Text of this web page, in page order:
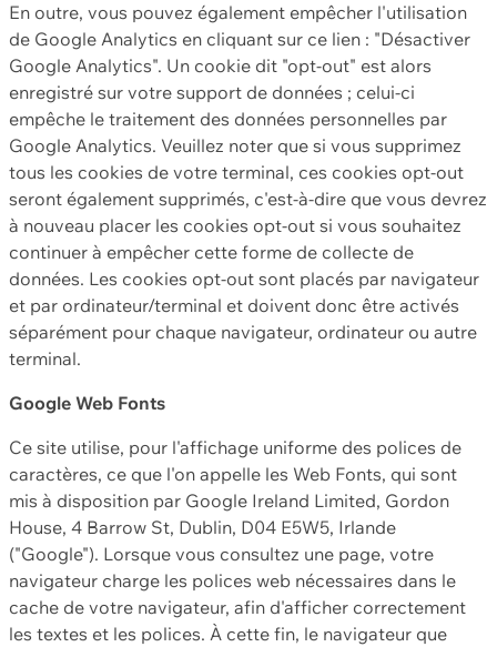
En outre, vous pouvez également empêcher l'utilisation
de Google Analytics en cliquant sur ce lien : "Désactiver
Google Analytics". Un cookie dit "opt-out" est alors
enregistré sur votre support de données ; celui-ci
empêche le traitement des données personnelles par
Google Analytics. Veuillez noter que si vous supprimez
tous les cookies de votre terminal, ces cookies opt-out
seront également supprimés, c'est-à-dire que vous devrez
à nouveau placer les cookies opt-out si vous souhaitez
continuer à empêcher cette forme de collecte de
données. Les cookies opt-out sont placés par navigateur
et par ordinateur/terminal et doivent donc être activés
séparément pour chaque navigateur, ordinateur ou autre
terminal.
Google Web Fonts
Ce site utilise, pour l'affichage uniforme des polices de
caractères, ce que l'on appelle les Web Fonts, qui sont
mis à disposition par Google Ireland Limited, Gordon
House, 4 Barrow St, Dublin, D04 E5W5, Irlande
("Google"). Lorsque vous consultez une page, votre
navigateur charge les polices web nécessaires dans le
cache de votre navigateur, afin d'afficher correctement
les textes et les polices. À cette fin, le navigateur que